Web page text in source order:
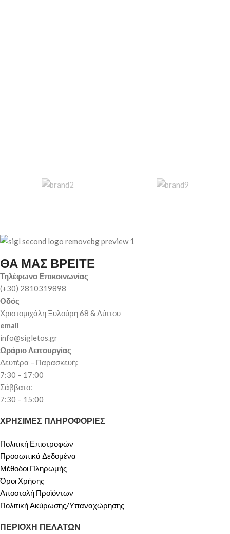
ΘΑ ΜΑΣ ΒΡΕΙΤΕ
Τηλέφωνο Επικοινωνίας
(+30) 2810319898
Οδός
Χριστομιχάλη Ξυλούρη 68 & Λύττου
email
info@sigletos.gr
Ωράριο Λειτουργίας
Δευτέρα – Παρασκευή:
7:30 – 17:00
Σάββατο:
7:30 – 15:00
ΧΡΗΣΙΜΕΣ ΠΛΗΡΟΦΟΡΙΕΣ
Πολιτική Επιστροφών
Προσωπικά Δεδομένα
Μέθοδοι Πληρωμής
Όροι Χρήσης
Αποστολή Προϊόντων
Πολιτική Ακύρωσης/Υπαναχώρησης
ΠΕΡΙΟΧΗ ΠΕΛΑΤΩΝ